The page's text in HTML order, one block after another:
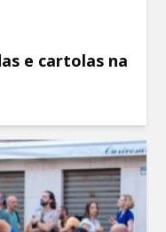
e cartolas na